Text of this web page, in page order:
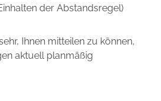
der Abstandsregel)
Ihnen mitteilen zu können,
aktuell planmäßig